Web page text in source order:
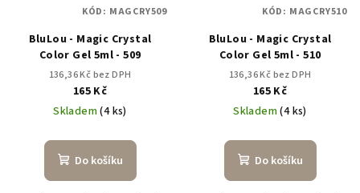
BluLou - Magic Crystal
Color Gel 5ml - 509
136,36 Kč bez DPH
165 Kč
Skladem(4 ks)
Do košíku
KÓD: MAGCRY509
BluLou - Magic Crystal
Color Gel 5ml - 510
136,36 Kč bez DPH
165 Kč
Skladem(4 ks)
Do košíku
KÓD: MAGCRY510